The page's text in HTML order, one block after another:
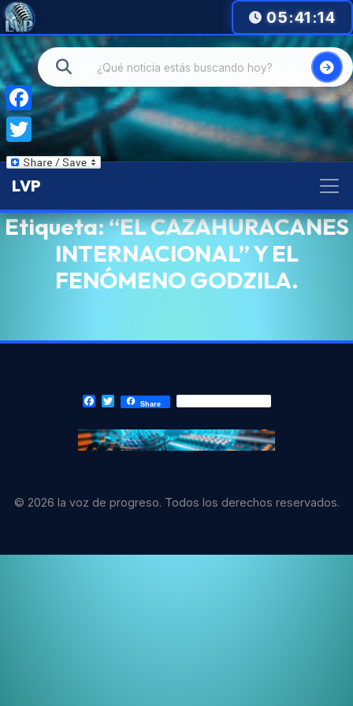
05:41:14
LVP
Etiqueta:“EL CAZAHURACANES
INTERNACIONAL” Y EL
FENÓMENO GODZILA.
Facebook
Twitter
Share
© 2026 la voz de progreso. Todos los derechos reservados.
Facebook
Twitter